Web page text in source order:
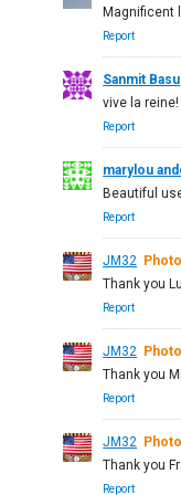
Magnificent
Report
Sanmit Basu
vive la reine!
Report
marylou
Beautiful
Report
JM32
Thank you
Report
JM32
Thank you
Report
JM32
Thank you
Report